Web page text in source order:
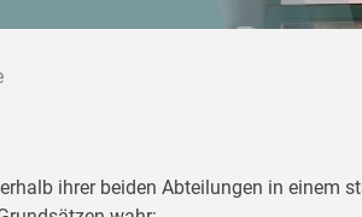
ihrer beiden Abteilungen in einem